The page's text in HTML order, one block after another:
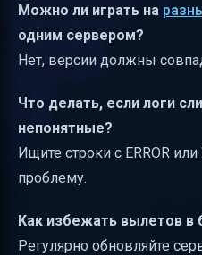
Можно ли играть на
одним сервером?
Нет, версии должны
Что делать, если логи
непонятные?
Ищите строки с ERROR
проблему.
Как избежать вылетов в
Регулярно обновляйте